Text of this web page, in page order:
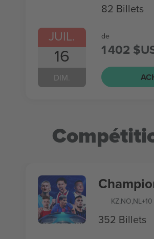
JUIL.
16
DIM.
82 Billets
de
1 402
KZ,NO,NL
352 Billets